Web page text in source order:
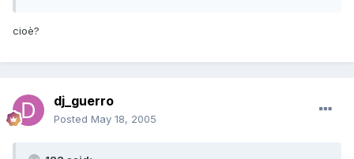
cioè?
dj_guerro
Posted May 18, 2005